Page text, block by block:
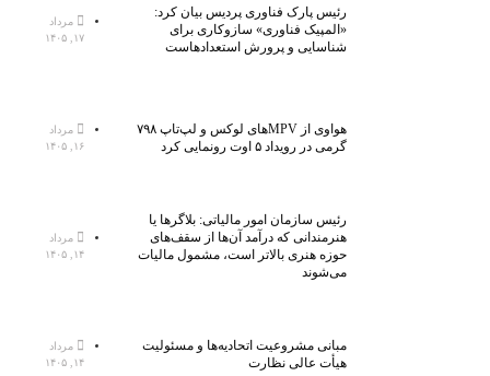
رئیس پارک فناوری پردیس بیان کرد:
«المپیک فناوری» سازوکاری برای
شناسایی و پرورش استعدادهاست
مرداد
۱۷, ۱۴۰۵
هواوی از MPVهای لوکس و لپ‌تاپ ۷۹۸
گرمی در رویداد ۵ اوت رونمایی کرد
مرداد
۱۶, ۱۴۰۵
رئیس سازمان امور مالیاتی: بلاگر‌ها یا
هنرمندانی که درآمد آن‌ها از سقف‌های
حوزه هنری بالاتر است، مشمول مالیات
می‌شوند
مرداد
۱۴, ۱۴۰۵
مبانی مشروعیت اتحادیه‌ها و مسئولیت
هیأت عالی نظارت
مرداد
۱۴, ۱۴۰۵